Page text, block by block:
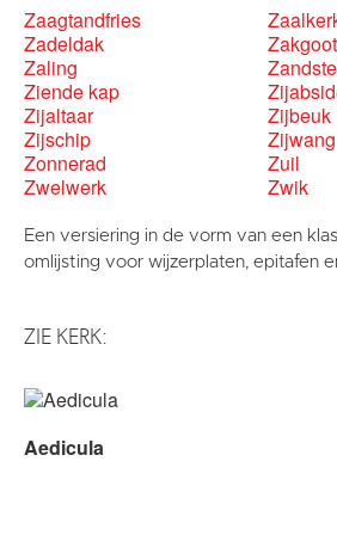
Zaagtandfries
Zadeldak
Zakgoot
Zaling
Ziende kap
Zijaltaar
Zijbeuk
Zijschip
Zijwang
Zonnerad
Zuil
Zwelwerk
Zwik
Een versiering in de vorm van een
omlijsting voor wijzerplaten, epitafen
ZIE KERK:
Aedicula